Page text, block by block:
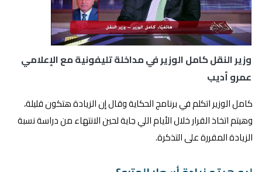
وزير النقل كامل الوزير في مداخلة تليفونية مع الإعلامي
عمرو أديب
كامل الوزير اتكلم في برنامج الحكاية وقال إن الزيادة هتكون قليلة،
وهيتم اتخاذ القرار خلال الأيام اللي جاية لحين الانتهاء من دراسة نسبة
الزيادة المقررة على التذكرة.